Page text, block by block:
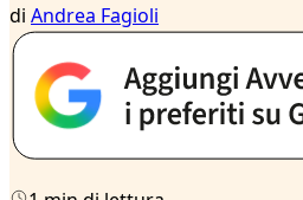
di Andrea Fagioli